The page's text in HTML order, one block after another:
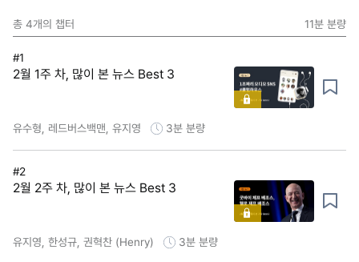
총 4개의 챕터 11분 분량
#1
2월 1주 차, 많이 본 뉴스 Best 3
유수형, 레드버스백맨, 유지영 3분 분량
#2
2월 2주 차, 많이 본 뉴스 Best 3
유지영, 한성규, 권혁찬 (Henry) 3분 분량